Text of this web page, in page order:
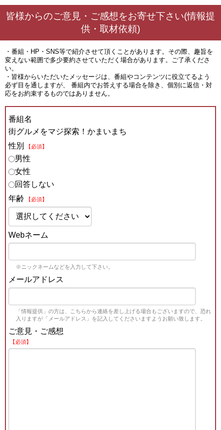
皆様からのご意見・ご感想をお寄せ下さい(情報提
供・取材依頼)
・番組・HP・SNS等で紹介させて頂くことがあります。その際、趣旨を
変えない範囲で多少要約させていただく場合があります。ご了承くださ
い。
・皆様からいただいたメッセージは、番組やコンテンツに役立てるよう
必ず目を通しますが、 番組内でお答えする場合を除き、個別に返信・対
応をお約束するものではありません。
番組名
街グルメをマジ探索！かまいまち
性別
【必須】
男性
女性
回答しない
年齢
【必須】
Webネーム
※ニックネームなどを入力して下さい。
メールアドレス
「情報提供」の方は、こちらから連絡を差し上げる場合もございますので、恐れ
入りますが「メールアドレス」を記入してくださいますようお願い致します。
ご意見・ご感想
【必須】